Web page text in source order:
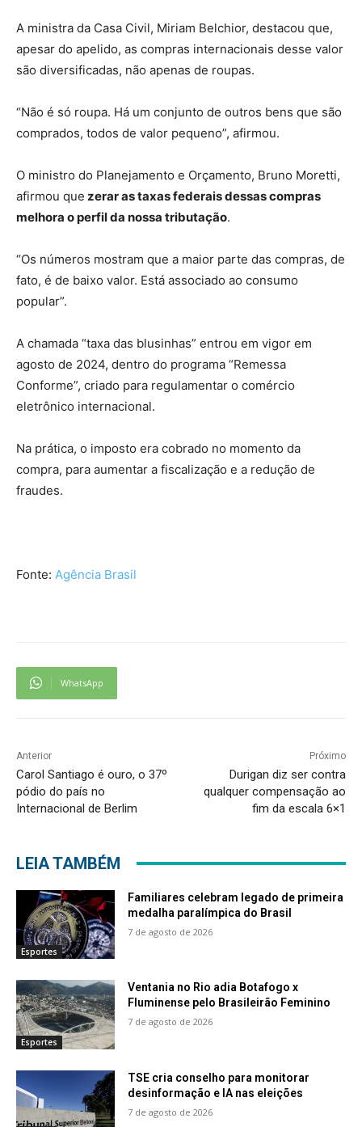
A ministra da Casa Civil, Miriam Belchior, destacou que,
apesar do apelido, as compras internacionais desse valor
são diversificadas, não apenas de roupas.
“Não é só roupa. Há um conjunto de outros bens que são
comprados, todos de valor pequeno”, afirmou.
O ministro do Planejamento e Orçamento, Bruno Moretti,
afirmou que zerar as taxas federais dessas compras
melhora o perfil da nossa tributação.
“Os números mostram que a maior parte das compras, de
fato, é de baixo valor. Está associado ao consumo
popular”.
A chamada “taxa das blusinhas” entrou em vigor em
agosto de 2024, dentro do programa “Remessa
Conforme”, criado para regulamentar o comércio
eletrônico internacional.
Na prática, o imposto era cobrado no momento da
compra, para aumentar a fiscalização e a redução de
fraudes.
Fonte: Agência Brasil
WhatsApp
Anterior
Carol Santiago é ouro, o 37º
pódio do país no
Internacional de Berlim
Próximo
Durigan diz ser contra
qualquer compensação ao
fim da escala 6×1
LEIA TAMBÉM
Esportes
Familiares celebram legado de primeira
medalha paralímpica do Brasil
7 de agosto de 2026
Esportes
Ventania no Rio adia Botafogo x
Fluminense pelo Brasileirão Feminino
7 de agosto de 2026
TSE cria conselho para monitorar
desinformação e IA nas eleições
7 de agosto de 2026